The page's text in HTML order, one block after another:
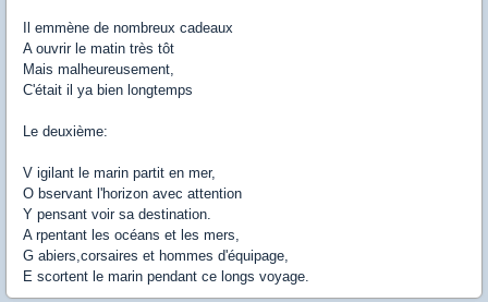
Il emmène de nombreux cadeaux
A ouvrir le matin très tôt
Mais malheureusement,
C'était il ya bien longtemps
Le deuxième:
V igilant le marin partit en mer,
O bservant l'horizon avec attention
Y pensant voir sa destination.
A rpentant les océans et les mers,
G abiers,corsaires et hommes d'équipage,
E scortent le marin pendant ce longs voyage.